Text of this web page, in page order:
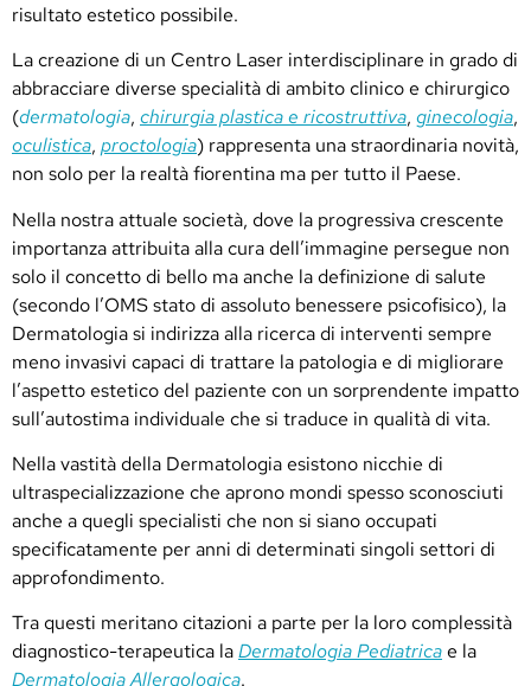
risultato estetico possibile.
La creazione di un Centro Laser interdisciplinare in grado di
abbracciare diverse specialità di ambito clinico e chirurgico
(dermatologia, chirurgia plastica e ricostruttiva, ginecologia,
oculistica, proctologia) rappresenta una straordinaria novità,
non solo per la realtà fiorentina ma per tutto il Paese.
Nella nostra attuale società, dove la progressiva crescente
importanza attribuita alla cura dell’immagine persegue non
solo il concetto di bello ma anche la definizione di salute
(secondo l’OMS stato di assoluto benessere psicofisico), la
Dermatologia si indirizza alla ricerca di interventi sempre
meno invasivi capaci di trattare la patologia e di migliorare
l’aspetto estetico del paziente con un sorprendente impatto
sull’autostima individuale che si traduce in qualità di vita.
Nella vastità della Dermatologia esistono nicchie di
ultraspecializzazione che aprono mondi spesso sconosciuti
anche a quegli specialisti che non si siano occupati
specificatamente per anni di determinati singoli settori di
approfondimento.
Tra questi meritano citazioni a parte per la loro complessità
diagnostico-terapeutica laDermatologia Pediatricae la
Dermatologia Allergologica.